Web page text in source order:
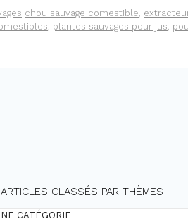
Étiquettes
chou sauvage comestible,
, plantes sauvages pour jus,
CLASSÉS PAR THÈMES